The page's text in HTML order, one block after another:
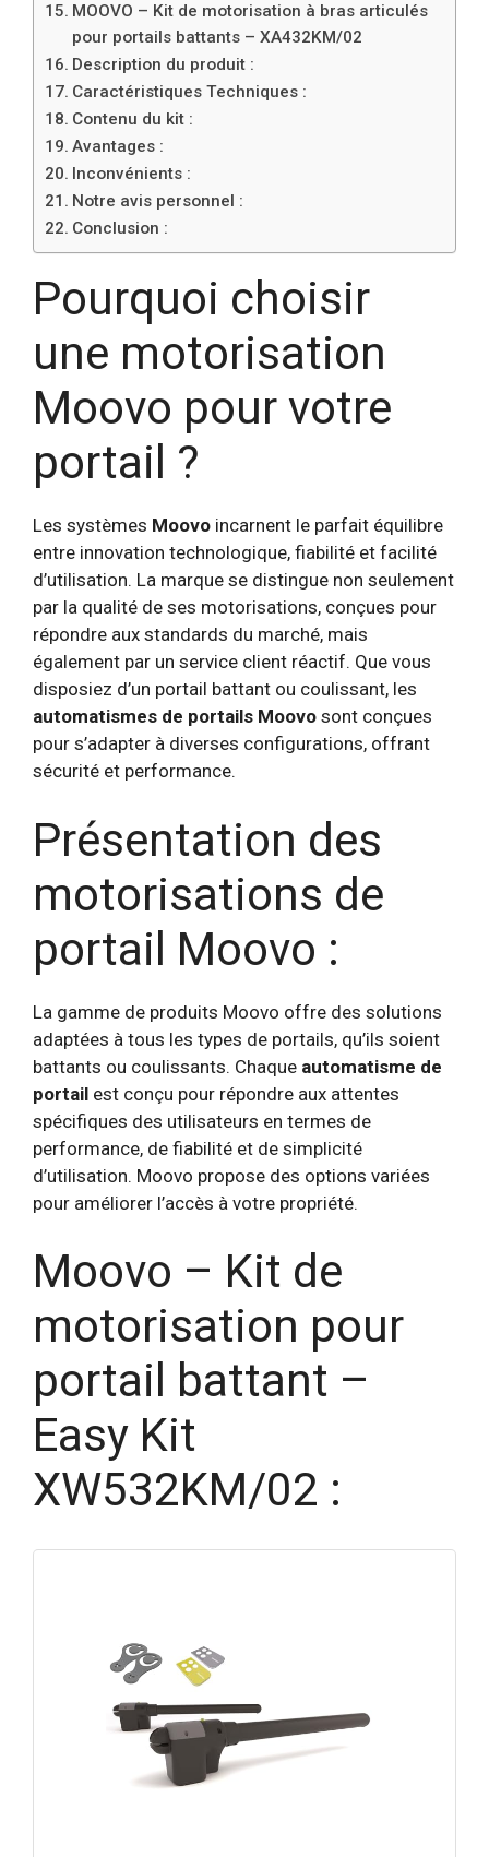
MOOVO – Kit de motorisation à bras articulés
pour portails battants – XA432KM/02
Description du produit :
Caractéristiques Techniques :
Contenu du kit :
Avantages :
Inconvénients :
Notre avis personnel :
Conclusion :
Pourquoi choisir
une motorisation
Moovo pour votre
portail ?
Les systèmes Moovo incarnent le parfait équilibre
entre innovation technologique, fiabilité et facilité
d’utilisation. La marque se distingue non seulement
par la qualité de ses motorisations, conçues pour
répondre aux standards du marché, mais
également par un service client réactif. Que vous
disposiez d’un portail battant ou coulissant, les
automatismes de portails Moovo sont conçues
pour s’adapter à diverses configurations, offrant
sécurité et performance.
Présentation des
motorisations de
portail Moovo :
La gamme de produits Moovo offre des solutions
adaptées à tous les types de portails, qu’ils soient
battants ou coulissants. Chaque automatisme de
portail est conçu pour répondre aux attentes
spécifiques des utilisateurs en termes de
performance, de fiabilité et de simplicité
d’utilisation. Moovo propose des options variées
pour améliorer l’accès à votre propriété.
Moovo – Kit de
motorisation pour
portail battant –
Easy Kit
XW532KM/02 :